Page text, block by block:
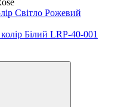
Світло Рожевий